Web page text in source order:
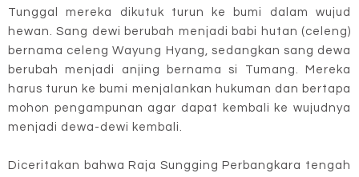
Tunggal mereka dikutuk turun ke bumi dalam wujud
hewan. Sang dewi berubah menjadi babi hutan (celeng)
bernama celeng Wayung Hyang, sedangkan sang dewa
berubah menjadi anjing bernama si Tumang. Mereka
harus turun ke bumi menjalankan hukuman dan bertapa
mohon pengampunan agar dapat kembali ke wujudnya
menjadi dewa-dewi kembali.
Diceritakan bahwa Raja Sungging Perbangkara tengah